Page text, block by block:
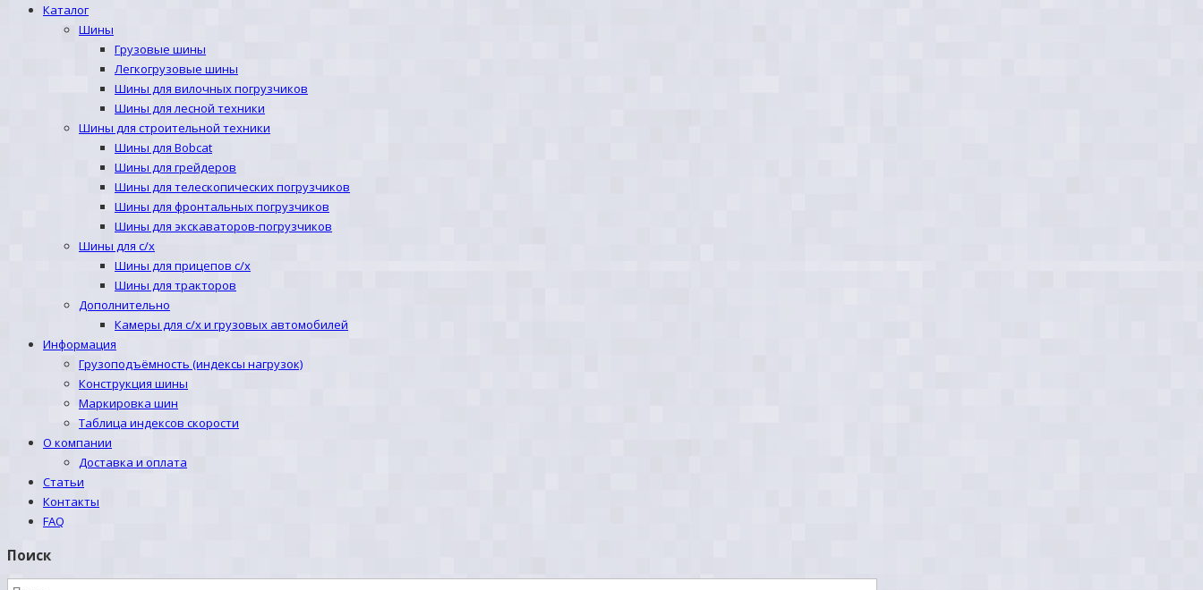
Каталог
Шины
Грузовые шины
Легкогрузовые шины
Шины для вилочных погрузчиков
Шины для лесной техники
Шины для строительной техники
Шины для Bobcat
Шины для грейдеров
Шины для телескопических погрузчиков
Шины для фронтальных погрузчиков
Шины для экскаваторов-погрузчиков
Шины для с/х
Шины для прицепов с/х
Шины для тракторов
Дополнительно
Камеры для с/х и грузовых автомобилей
Информация
Грузоподъёмность (индексы нагрузок)
Конструкция шины
Маркировка шин
Таблица индексов скорости
О компании
Доставка и оплата
Статьи
Контакты
FAQ
Поиск